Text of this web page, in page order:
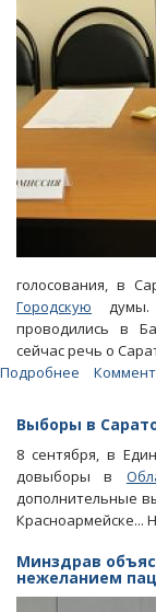
инвалидами
голосования, в
Городскую думы.
проводились в
сейчас речь о
Подробнее
Выборы
Саратове
прошли
с
и
Выборы в
8 сентября, в
довыборы в
дополнительные
Красноармейске...
Минздрав
нежеланием